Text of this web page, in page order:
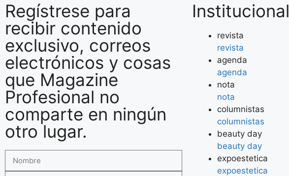
Regístrese para
recibir contenido
exclusivo, correos
electrónicos y cosas
que Magazine
Profesional no
comparte en ningún
otro lugar.
Institucional
revista
revista
agenda
agenda
nota
nota
columnistas
columnistas
beauty day
beauty day
expoestetica
expoestetica